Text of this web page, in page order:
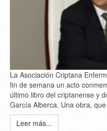
La Asociación Criptana
fin de semana un acto
último libro del criptanense y
García Alberca. Una obra,
Leer más...